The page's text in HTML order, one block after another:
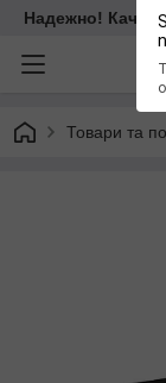
Надежно!
Товари та